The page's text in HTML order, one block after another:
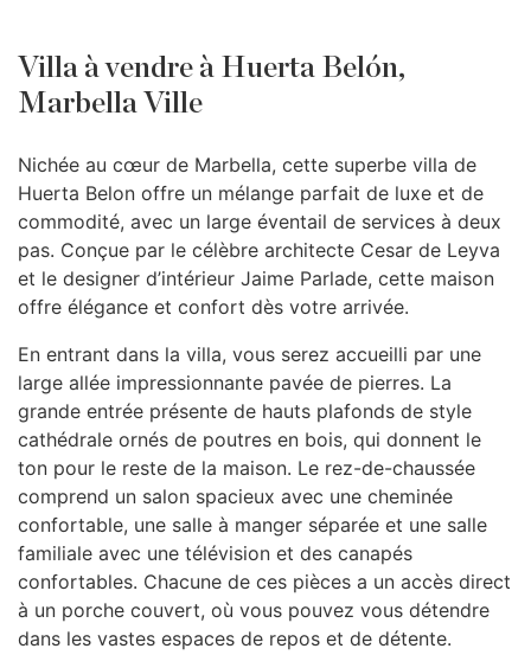
Villa à vendre à Huerta Belón,
Marbella Ville
Nichée au cœur de Marbella, cette superbe villa de
Huerta Belon offre un mélange parfait de luxe et de
commodité, avec un large éventail de services à deux
pas. Conçue par le célèbre architecte Cesar de Leyva
et le designer d’intérieur Jaime Parlade, cette maison
offre élégance et confort dès votre arrivée.
En entrant dans la villa, vous serez accueilli par une
large allée impressionnante pavée de pierres. La
grande entrée présente de hauts plafonds de style
cathédrale ornés de poutres en bois, qui donnent le
ton pour le reste de la maison. Le rez-de-chaussée
comprend un salon spacieux avec une cheminée
confortable, une salle à manger séparée et une salle
familiale avec une télévision et des canapés
confortables. Chacune de ces pièces a un accès direct
à un porche couvert, où vous pouvez vous détendre
dans les vastes espaces de repos et de détente.